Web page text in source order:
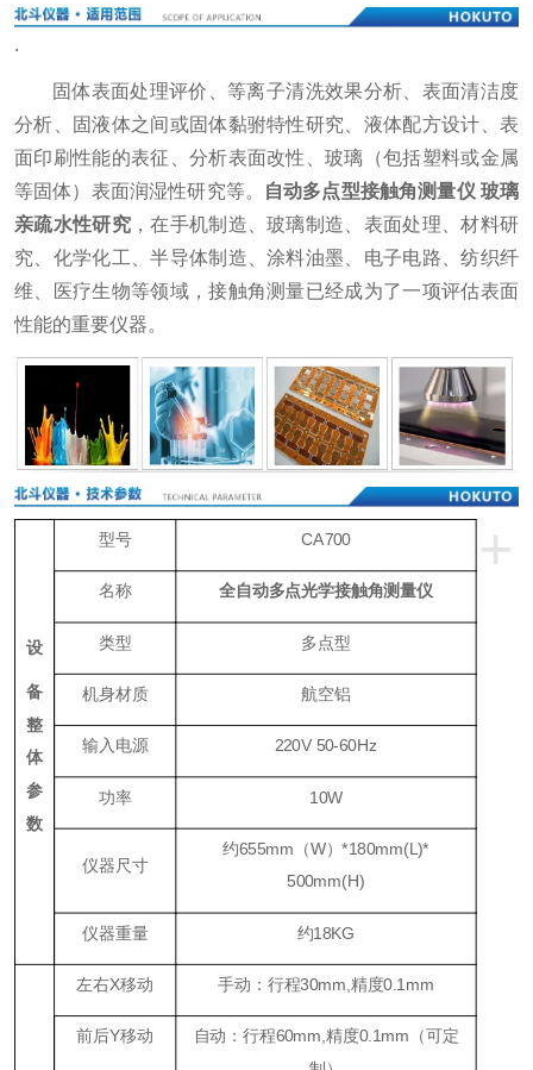
.
固体表面处理评价、等离子清洗效果分析、表面清洁度
分析、固液体之间或固体黏驸特性研究、液体配方设计、表
面印刷性能的表征、分析表面改性、玻璃（包括塑料或金属
等固体）表面润湿性研究等。
自动多点型接触角测量仪 玻璃
亲疏水性研究，在手机制造、玻璃制造、表面处理、材料研
究、化学化工、半导体制造、涂料油墨、电子电路、纺织纤
维、医疗生物等领域，接触角测量已经成为了一项评估表面
性能的重要仪器。
+
设
备
整
体
参
数
型号 CA700
名称 全自动多点光学接触角测量仪
类型 多点型
机身材质 航空铝
输入电源 220V 50-60Hz
功率 10W
仪器尺寸
约655mm（W）*180mm(L)*
500mm(H)
仪器重量 约18KG
左右X移动 手动：行程30mm,精度0.1mm
前后Y移动 自动：行程60mm,精度0.1mm（可定